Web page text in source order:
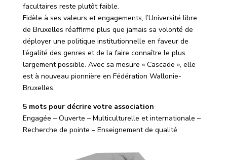
facultaires reste plutôt faible.
Fidèle à ses valeurs et engagements, l’Université libre
de Bruxelles réaffirme plus que jamais sa volonté de
déployer une politique institutionnelle en faveur de
l’égalité des genres et de la faire connaître le plus
largement possible. Avec sa mesure « Cascade », elle
est à nouveau pionnière en Fédération Wallonie-
Bruxelles.
5 mots pour décrire votre association
Engagée – Ouverte – Multiculturelle et internationale –
Recherche de pointe – Enseignement de qualité